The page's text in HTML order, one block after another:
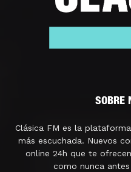
SOBRE
Clásica FM es la
más escuchada. Nuevos
online 24h que te
como nunca